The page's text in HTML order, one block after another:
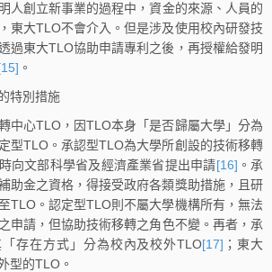
創立新事業的過程中，資金的來源、人員的
東大TLO不會介入。但是涉及使用校內研發技
過東大TLO協助申請專利之後，再授權給發明
。
特別措施
心TLO，因TLO本身「是否歸屬大學」分為
型TLO。承認型TLO為大學所創設的技術移轉
向文部科學省及經濟產業省提出申請[16] 。承
助金之資格，得接受政府各類獎助措施，且研
TLO。認定型TLO則不屬大學機構所有，無法
申請，但協助技術移轉之角色不變。再者，承
存在方式」分為校內及校外TLO[17] ；東大
型的TLO。